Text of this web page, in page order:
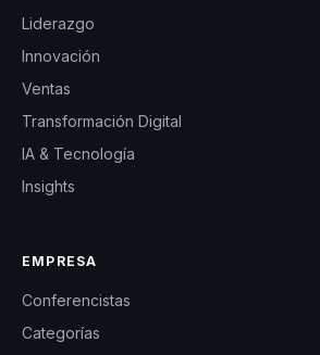
Liderazgo
Innovación
Ventas
Transformación Digital
IA & Tecnología
Insights
EMPRESA
Conferencistas
Categorías